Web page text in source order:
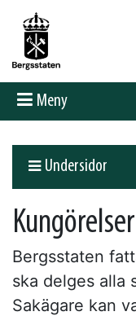
Meny
Undersidor
Kungörelser
Bergsstaten
ska delges alla
Sakägare kan